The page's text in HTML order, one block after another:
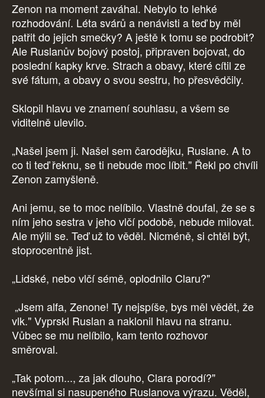
Zenon na moment zaváhal. Nebylo to lehké
rozhodování. Léta svárů a nenávisti a teď by měl
patřit do jejich smečky? A ještě k tomu se podrobit?
Ale Ruslanův bojový postoj, připraven bojovat, do
poslední kapky krve. Strach a obavy, které cítil ze
své fátum, a obavy o svou sestru, ho přesvědčily.
Sklopil hlavu ve znamení souhlasu, a všem se
viditelně ulevilo.
„Našel jsem ji. Našel sem čarodějku, Ruslane. A to
co ti teď řeknu, se ti nebude moc líbit." Řekl po chvíli
Zenon zamyšleně.
Ani jemu, se to moc nelíbilo. Vlastně doufal, že se s
ním jeho sestra v jeho vlčí podobě, nebude milovat.
Ale mýlil se. Teď už to věděl. Nicméně, si chtěl být,
stoprocentně jist.
„Lidské, nebo vlčí sémě, oplodnilo Claru?"
„Jsem alfa, Zenone! Ty nejspíše, bys měl vědět, že
vlk." Vyprskl Ruslan a naklonil hlavu na stranu.
Vůbec se mu nelíbilo, kam tento rozhovor
směroval.
„Tak potom..., za jak dlouho, Clara porodí?"
nevšímal si nasupeného Ruslanova výrazu. Věděl,